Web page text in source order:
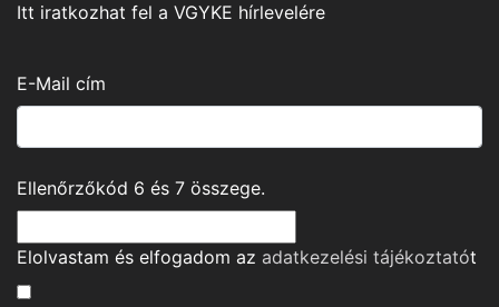
Itt iratkozhat fel a VGYKE hírlevelére
E-Mail cím
Ellenőrzőkód 6 és 7 összege.
Elolvastam és elfogadom az adatkezelési tájékoztatót